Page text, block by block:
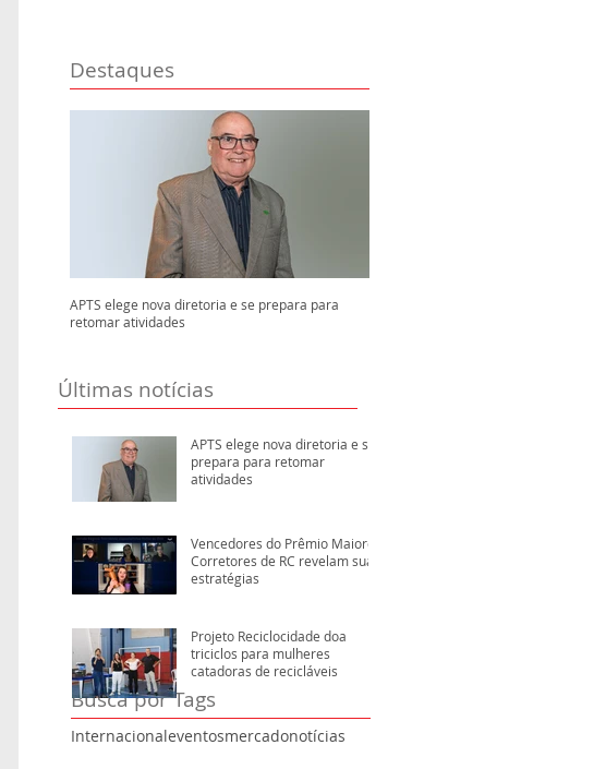
Destaques
APTS elege nova diretoria e se prepara para
retomar atividades
Busca por Tags
Internacionaleventosmercadonotícias
Últimas notícias
APTS elege nova diretoria e se
prepara para retomar
atividades
Vencedores do Prêmio Maiores
Corretores de RC revelam suas
estratégias
Projeto Reciclocidade doa
triciclos para mulheres
catadoras de recicláveis